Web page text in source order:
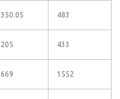
350.05 483
205 433
669 1552